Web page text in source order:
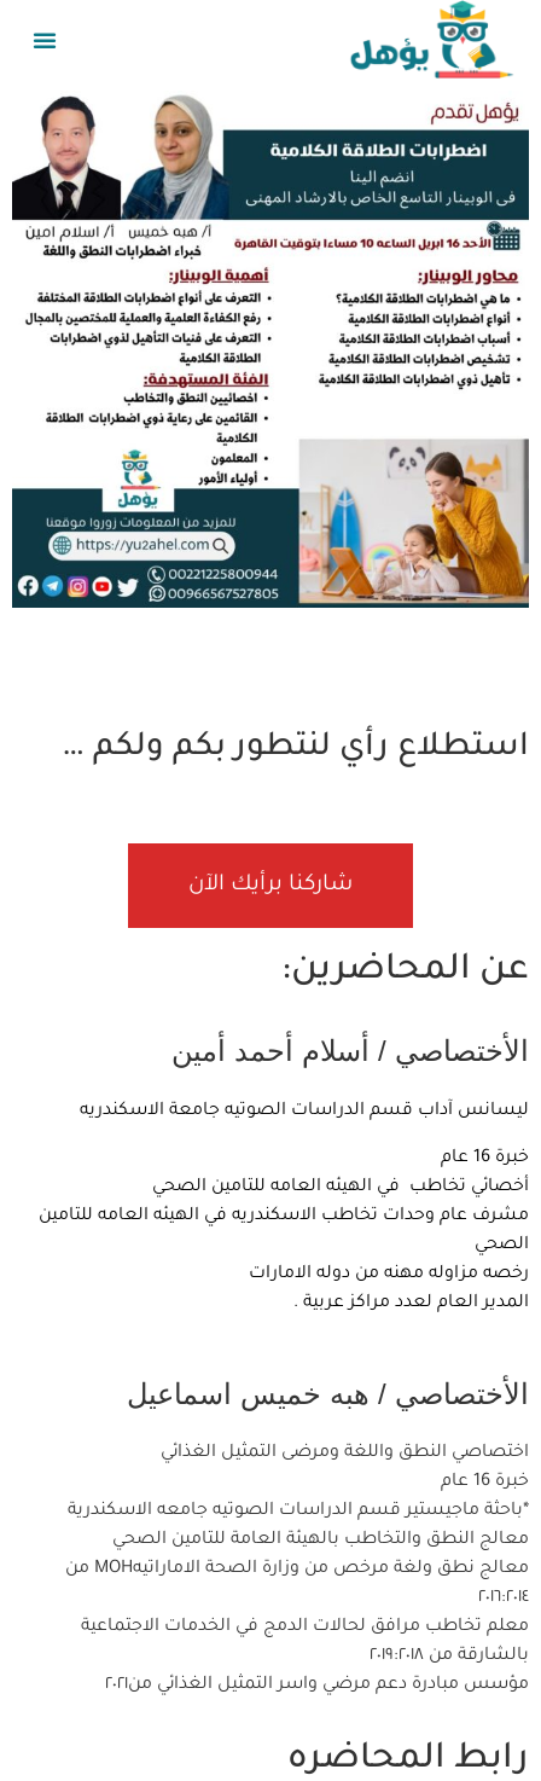
استطلاع رأي لنتطور بكم ولكم …
شاركنا برأيك الآن
عن المحاضرين:
الأختصاصي / أسلام أحمد أمين
ليسانس آداب قسم الدراسات الصوتيه جامعة الاسكندريه
خبرة 16 عام
أخصائي تخاطب في الهيئه العامه للتامين الصحي
مشرف عام وحدات تخاطب الاسكندريه في الهيئه العامه للتامين
الصحي
رخصه مزاوله مهنه من دوله الامارات
المدير العام لعدد مراكز عربية .
الأختصاصي / هبه خميس اسماعيل
اختصاصي النطق واللغة ومرضى التمثيل الغذائي
خبرة 16 عام
*باحثة ماجيستير قسم الدراسات الصوتيه جامعه الاسكندرية
معالج النطق والتخاطب بالهيئة العامة للتامين الصحي
معالج نطق ولغة مرخص من وزارة الصحة الاماراتيهMOH من
٢٠١٦:٢٠١٤
معلم تخاطب مرافق لحالات الدمج في الخدمات الاجتماعية
بالشارقة من ٢٠١٩:٢٠١٨
مؤسس مبادرة دعم مرضي واسر التمثيل الغذائي من٢٠٢١
رابط المحاضره